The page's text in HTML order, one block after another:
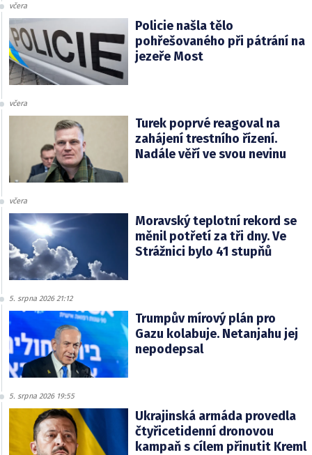
včera
Policie našla tělo
pohřešovaného při pátrání na
jezeře Most
včera
Turek poprvé reagoval na
zahájení trestního řízení.
Nadále věří ve svou nevinu
včera
Moravský teplotní rekord se
měnil potřetí za tři dny. Ve
Strážnici bylo 41 stupňů
5. srpna 2026 21:12
Trumpův mírový plán pro
Gazu kolabuje. Netanjahu jej
nepodepsal
5. srpna 2026 19:55
Ukrajinská armáda provedla
čtyřicetidenní dronovou
kampaň s cílem přinutit Kreml